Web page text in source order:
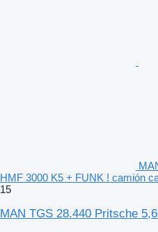
HMF 3000 K5 + FUNK ! camión
15
MAN TGS 28.440 Pritsche